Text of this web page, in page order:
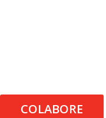
COLABORE